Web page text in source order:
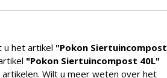
u het artikel "Pokon Siertuincompost
"Pokon Siertuincompost 40L"
Wilt u meer weten over het